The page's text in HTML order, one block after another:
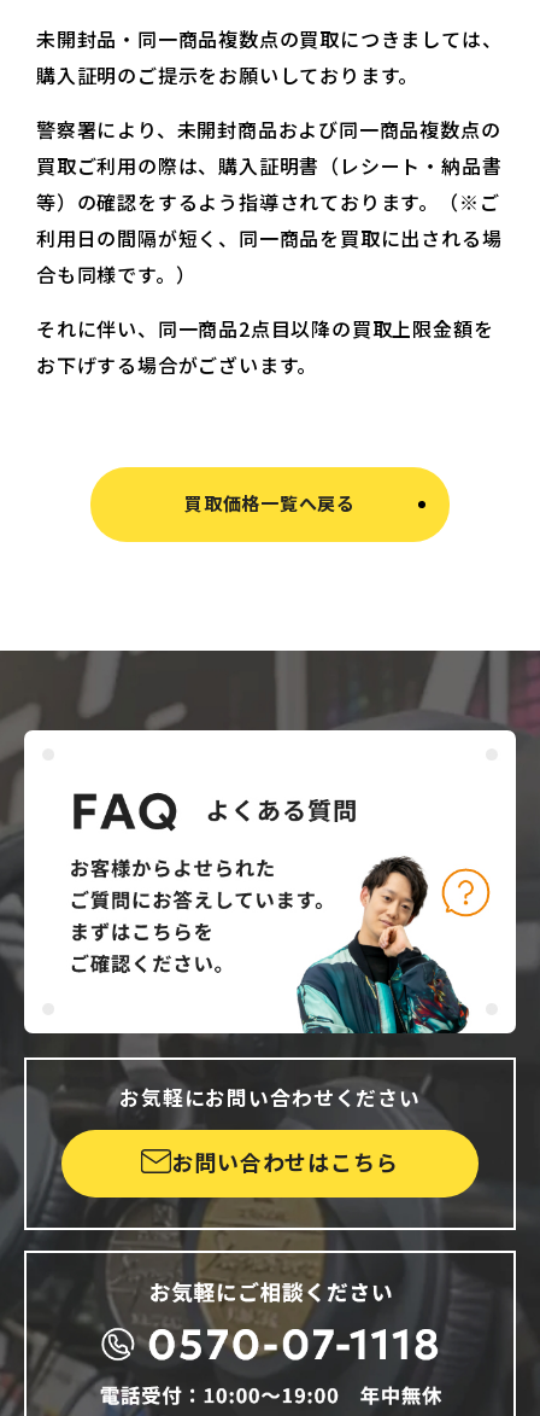
未開封品・同一商品複数点の買取につきましては、
購入証明のご提示をお願いしております。
警察署により、未開封商品および同一商品複数点の
買取ご利用の際は、購入証明書（レシート・納品書
等）の確認をするよう指導されております。（※ご
利用日の間隔が短く、同一商品を買取に出される場
合も同様です。）
それに伴い、同一商品2点目以降の買取上限金額を
お下げする場合がございます。
買取価格一覧へ戻る
お気軽にお問い合わせください
お問い合わせはこちら